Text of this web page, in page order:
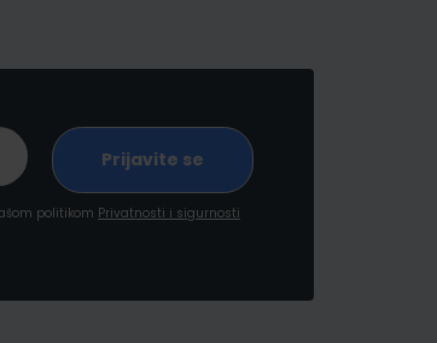
politikom Privatnosti i sigurnosti